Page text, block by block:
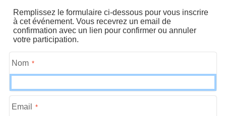
Remplissez le formulaire ci-dessous pour vous inscrire
à cet événement. Vous recevrez un email de
confirmation avec un lien pour confirmer ou annuler
votre participation.
Nom
Email